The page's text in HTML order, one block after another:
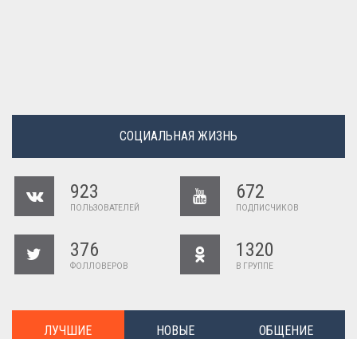
СОЦИАЛЬНАЯ ЖИЗНЬ
923
ПОЛЬЗОВАТЕЛЕЙ
672
ПОДПИСЧИКОВ
376
ФОЛЛОВЕРОВ
1320
В ГРУППЕ
ЛУЧШИЕ НОВЫЕ ОБЩЕНИЕ